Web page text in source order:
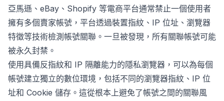
亞馬遜、eBay、Shopify 等電商平台通常禁止一個使用者
擁有多個賣家帳號，平台透過裝置指紋、IP 位址、瀏覽器
特徵等技術檢測帳號關聯。一旦被發現，所有關聯帳號可能
被永久封禁。
使用具備反指紋和 IP 隔離能力的隱私瀏覽器，可以為每個
帳號建立獨立的數位環境，包括不同的瀏覽器指紋、IP 位
址和 Cookie 儲存。這從根本上避免了帳號之間的關聯風